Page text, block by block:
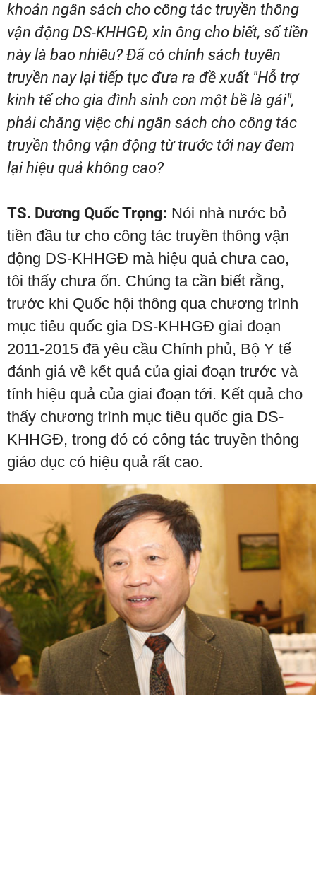
khoản ngân sách cho công tác truyền thông
vận động DS-KHHGĐ, xin ông cho biết, số tiền
này là bao nhiêu? Đã có chính sách tuyên
truyền nay lại tiếp tục đưa ra đề xuất "Hỗ trợ
kinh tế cho gia đình sinh con một bề là gái",
phải chăng việc chi ngân sách cho công tác
truyền thông vận động từ trước tới nay đem
lại hiệu quả không cao?
TS. Dương Quốc Trọng: Nói nhà nước bỏ
tiền đầu tư cho công tác truyền thông vận
động DS-KHHGĐ mà hiệu quả chưa cao,
tôi thấy chưa ổn. Chúng ta cần biết rằng,
trước khi Quốc hội thông qua chương trình
mục tiêu quốc gia DS-KHHGĐ giai đoạn
2011-2015 đã yêu cầu Chính phủ, Bộ Y tế
đánh giá về kết quả của giai đoạn trước và
tính hiệu quả của giai đoạn tới. Kết quả cho
thấy chương trình mục tiêu quốc gia DS-
KHHGĐ, trong đó có công tác truyền thông
giáo dục có hiệu quả rất cao.